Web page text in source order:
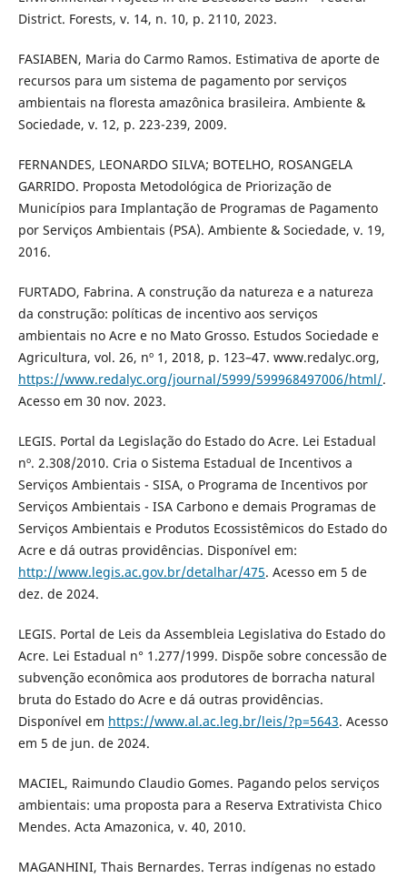
District. Forests, v. 14, n. 10, p. 2110, 2023.
FASIABEN, Maria do Carmo Ramos. Estimativa de aporte de
recursos para um sistema de pagamento por serviços
ambientais na floresta amazônica brasileira. Ambiente &
Sociedade, v. 12, p. 223-239, 2009.
FERNANDES, LEONARDO SILVA; BOTELHO, ROSANGELA
GARRIDO. Proposta Metodológica de Priorização de
Municípios para Implantação de Programas de Pagamento
por Serviços Ambientais (PSA). Ambiente & Sociedade, v. 19,
2016.
FURTADO, Fabrina. A construção da natureza e a natureza
da construção: políticas de incentivo aos serviços
ambientais no Acre e no Mato Grosso. Estudos Sociedade e
Agricultura, vol. 26, nº 1, 2018, p. 123–47. www.redalyc.org,
https://www.redalyc.org/journal/5999/599968497006/html/.
Acesso em 30 nov. 2023.
LEGIS. Portal da Legislação do Estado do Acre. Lei Estadual
nº. 2.308/2010. Cria o Sistema Estadual de Incentivos a
Serviços Ambientais - SISA, o Programa de Incentivos por
Serviços Ambientais - ISA Carbono e demais Programas de
Serviços Ambientais e Produtos Ecossistêmicos do Estado do
Acre e dá outras providências. Disponível em:
http://www.legis.ac.gov.br/detalhar/475. Acesso em 5 de
dez. de 2024.
LEGIS. Portal de Leis da Assembleia Legislativa do Estado do
Acre. Lei Estadual n° 1.277/1999. Dispõe sobre concessão de
subvenção econômica aos produtores de borracha natural
bruta do Estado do Acre e dá outras providências.
Disponível em https://www.al.ac.leg.br/leis/?p=5643. Acesso
em 5 de jun. de 2024.
MACIEL, Raimundo Claudio Gomes. Pagando pelos serviços
ambientais: uma proposta para a Reserva Extrativista Chico
Mendes. Acta Amazonica, v. 40, 2010.
MAGANHINI, Thais Bernardes. Terras indígenas no estado